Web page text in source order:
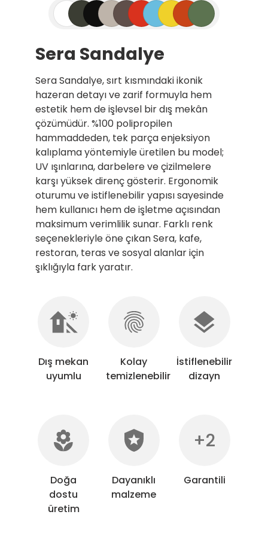
Sera Sandalye
Sera Sandalye, sırt kısmındaki ikonik
hazeran detayı ve zarif formuyla hem
estetik hem de işlevsel bir dış mekân
çözümüdür. %100 polipropilen
hammaddeden, tek parça enjeksiyon
kalıplama yöntemiyle üretilen bu model;
UV ışınlarına, darbelere ve çizilmelere
karşı yüksek direnç gösterir. Ergonomik
oturumu ve istiflenebilir yapısı sayesinde
hem kullanıcı hem de işletme açısından
maksimum verimlilik sunar. Farklı renk
seçenekleriyle öne çıkan Sera, kafe,
restoran, teras ve sosyal alanlar için
şıklığıyla fark yaratır.
Dış mekan
uyumlu
Kolay
temizlenebilir
İstiflenebilir
dizayn
Doğa
dostu
üretim
Dayanıklı
malzeme
+2
Garantili